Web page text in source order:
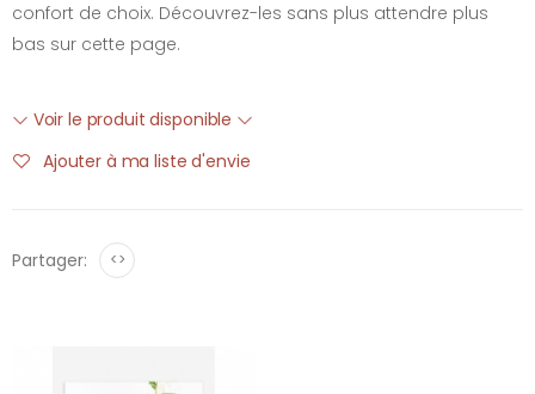
confort de choix. Découvrez-les sans plus attendre plus
bas sur cette page.
Voir le produit disponible
Ajouter à ma liste d'envie
Partager: <>